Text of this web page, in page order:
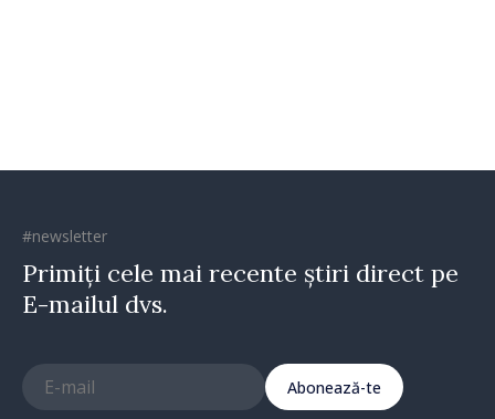
#newsletter
Primiți cele mai recente știri direct pe
E-mailul dvs.
Abonează-te